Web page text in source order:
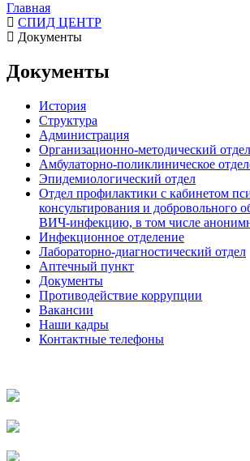
Главная
СПИД ЦЕНТР
Документы
Документы
История
Структура
Администрация
Организационно-методический отдел
Амбулаторно-поликлиническое
Эпидемиологический отдел
Отдел профилактики с кабинетом
консультирования и добровольного
ВИЧ-инфекцию, в том числе
Инфекционное отделение
Лабораторно-диагностический отдел
Аптечный пункт
Документы
Противодействие коррупции
Вакансии
Наши кадры
Контактные телефоны